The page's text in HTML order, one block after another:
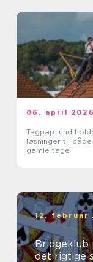
06. april 2026
Tagpap lund holdbare
løsninger til
gamle tage
12. februar
Bridgeklub på
det rigtige